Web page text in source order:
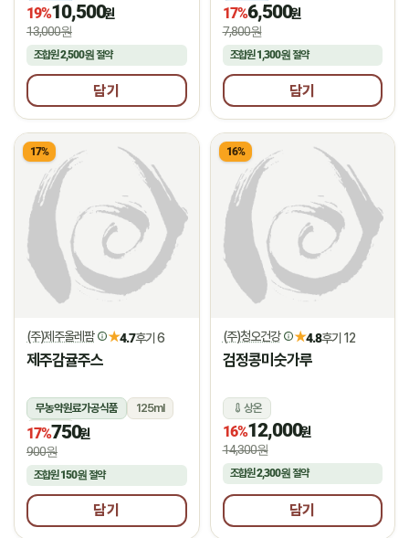
냉동
19%10,500원
13,000원
조합원2,500원 절약
담기
냉동
17%6,500원
7,800원
조합원1,300원절약
담기
17%
(주)제주올레팜 ★4.7후기 6
제주감귤주스
무농약원료가공식품
125ml
상온
17%750원
900원
조합원150원 절약
담기
16%
(주)청오건강 ★4.8후기 12
검정콩미숫가루
상온
16%12,000원
14,300원
조합원2,300원절약
담기